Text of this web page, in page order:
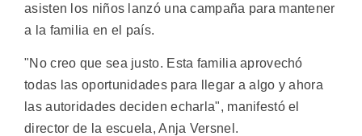
asisten los niños lanzó una campaña para mantener
a la familia en el país.
"No creo que sea justo. Esta familia aprovechó
todas las oportunidades para llegar a algo y ahora
las autoridades deciden echarla", manifestó el
director de la escuela, Anja Versnel.